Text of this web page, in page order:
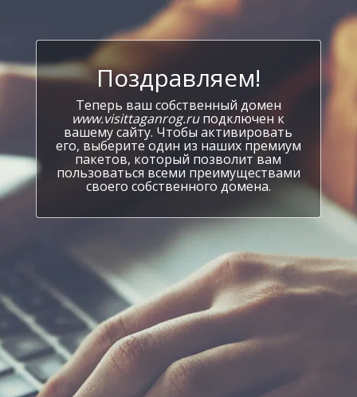
Поздравляем!
Теперь ваш собственный домен
www.visittaganrog.ruподключен к
вашему сайту. Чтобы активировать
его, выберите один из наших премиум
пакетов, который позволит вам
пользоваться всеми преимуществами
своего собственного домена.